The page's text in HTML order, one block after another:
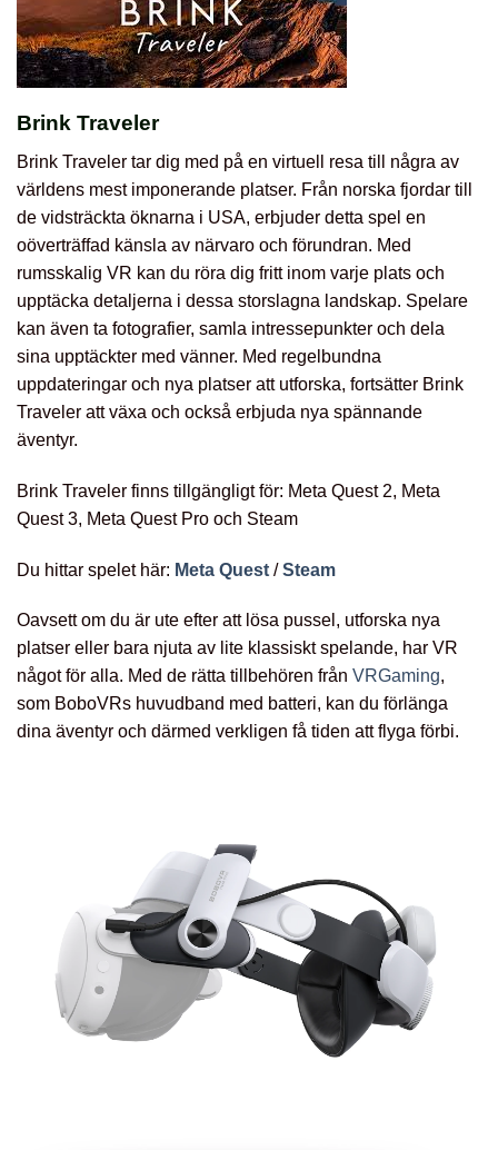
Brink Traveler
Brink Traveler tar dig med på en virtuell resa till några av
världens mest imponerande platser. Från norska fjordar till
de vidsträckta öknarna i USA, erbjuder detta spel en
oöverträffad känsla av närvaro och förundran. Med
rumsskalig VR kan du röra dig fritt inom varje plats och
upptäcka detaljerna i dessa storslagna landskap. Spelare
kan även ta fotografier, samla intressepunkter och dela
sina upptäckter med vänner. Med regelbundna
uppdateringar och nya platser att utforska, fortsätter Brink
Traveler att växa och också erbjuda nya spännande
äventyr.
Brink Traveler finns tillgängligt för: Meta Quest 2, Meta
Quest 3, Meta Quest Pro och Steam
Du hittar spelet här: Meta Quest /Steam
Oavsett om du är ute efter att lösa pussel, utforska nya
platser eller bara njuta av lite klassiskt spelande, har VR
något för alla. Med de rätta tillbehören från VRGaming,
som BoboVRs huvudband med batteri, kan du förlänga
dina äventyr och därmed verkligen få tiden att flyga förbi.